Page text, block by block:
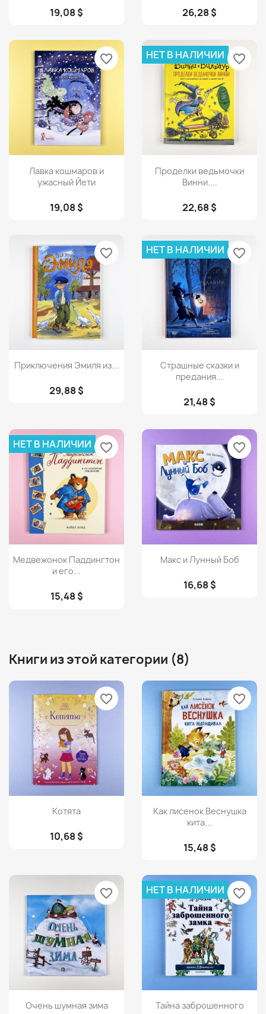
19,08 $ 26,28 $
Просмотр
Лавка кошмаров и
ужасный Йети
19,08 $
favorite_border
Просмотр
Проделки ведьмочки
Винни....
22,68 $
НЕТ В НАЛИЧИИ favorite_border
Просмотр
Приключения Эмиля из...
29,88 $
favorite_border
Просмотр
Страшные сказки и
предания...
21,48 $
НЕТ В НАЛИЧИИ favorite_border
Просмотр
Медвежонок Паддингтон
и его...
15,48 $
НЕТ В НАЛИЧИИ favorite_border
Просмотр
Макс и Лунный Боб
16,68 $
favorite_border
Книги из этой категории (8)
Просмотр
Котята
10,68 $
favorite_border
Просмотр
Как лисенок Веснушка
кита...
15,48 $
favorite_border
Просмотр
Очень шумная зима
favorite_border
Просмотр
Тайна заброшенного
НЕТ В НАЛИЧИИ favorite_border